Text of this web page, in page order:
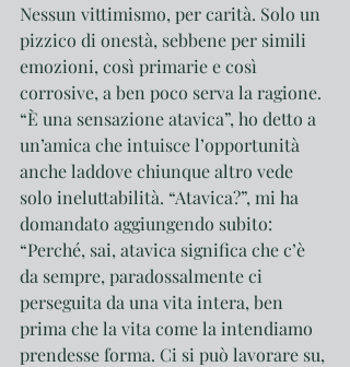
Nessun vittimismo, per carità. Solo un
pizzico di onestà, sebbene per simili
emozioni, così primarie e così
corrosive, a ben poco serva la ragione.
“È una sensazione atavica”, ho detto a
un’amica che intuisce l’opportunità
anche laddove chiunque altro vede
solo ineluttabilità. “Atavica?”, mi ha
domandato aggiungendo subito:
“Perché, sai, atavica significa che c’è
da sempre, paradossalmente ci
perseguita da una vita intera, ben
prima che la vita come la intendiamo
prendesse forma. Ci si può lavorare su,